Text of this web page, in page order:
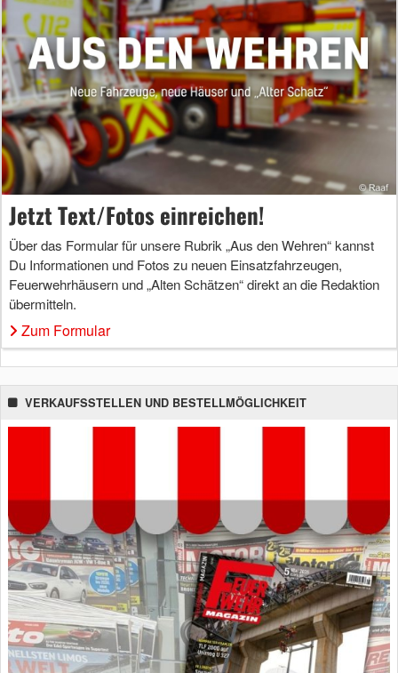
Jetzt Text/Fotos einreichen!
Über das Formular für unsere Rubrik „Aus den Wehren“ kannst
Du Informationen und Fotos zu neuen Einsatzfahrzeugen,
Feuerwehrhäusern und „Alten Schätzen“ direkt an die Redaktion
übermitteln.
Zum Formular
VERKAUFSSTELLEN UND BESTELLMÖGLICHKEIT